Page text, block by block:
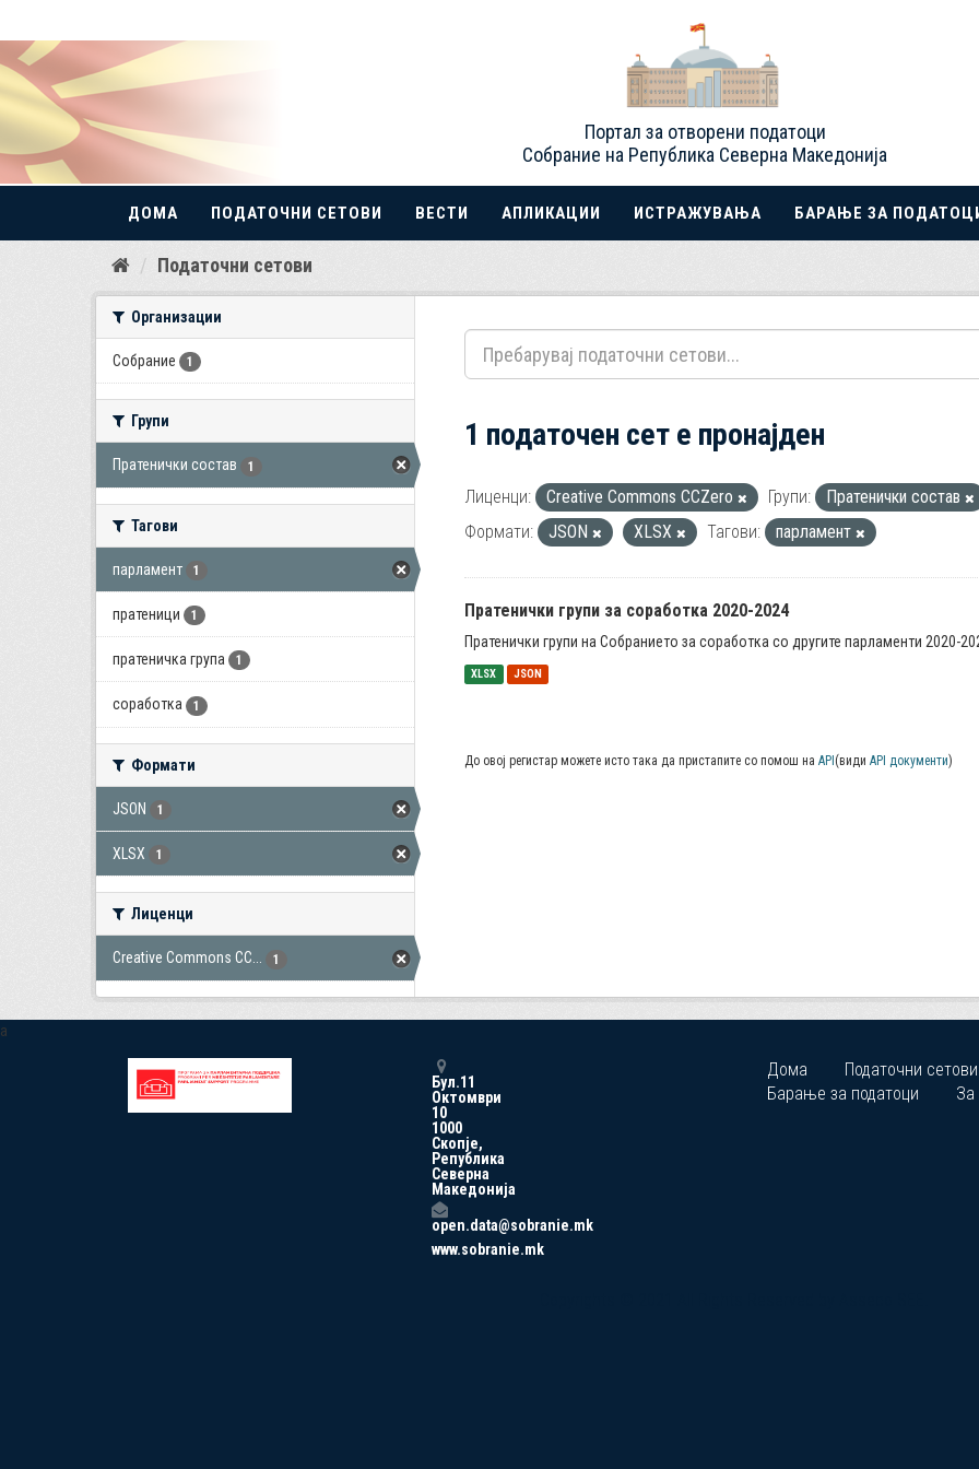
Прескокнете
Портал за отворени податоци
Собрание на Република Северна Македонија
ДОМА ПОДАТОЧНИ СЕТОВИ ВЕСТИ АПЛИКАЦИИ ИСТРАЖУВАЊА БАРАЊЕ ЗА
Податочни сетови
Организации
Собрание 1
Групи
Пратенички состав 1
Тагови
парламент 1
пратеници 1
пратеничка група 1
соработка 1
Формати
JSON 1
XLSX 1
Лиценци
Creative Commons CC... 1
1 податочен сет е пронајден
Лиценци: Creative Commons CCZero Групи:
Пратенички состав
Формати:
JSON XLSX Тагови: парламент
Пратенички групи за соработка 2020-2024
Пратенички групи на Собранието за соработка со другите парламенти 2020-
XLSX JSON
До овој регистар можете исто така да пристапите со помош на API (види API документи)
a
Бул.11
Октомври
10
1000
Скопје,
Република
Северна
Македонија
open.data@sobranie.mk
www.sobranie.mk
Дома
Податочни сетови
Барање за податоци
За